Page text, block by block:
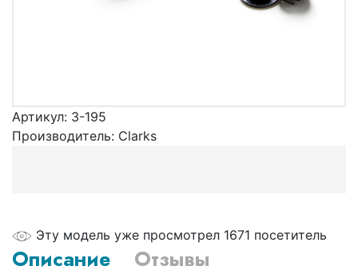
Артикул: 3-195
Производитель: Clarks
Эту модель уже просмотрел 1671 посетитель
Описание Отзывы